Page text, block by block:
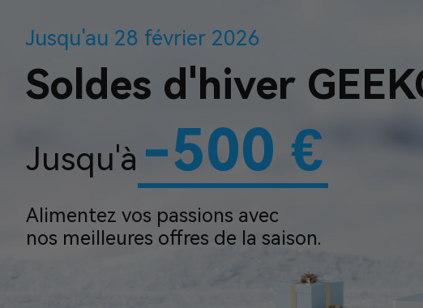
Jusqu'au 28 février 2026
Soldes d'hiver
Jusqu'à -500 €
Alimentez vos passions avec
nos meilleures offres de la saison.